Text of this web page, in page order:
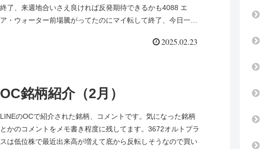
終了、来週地合いさえ良ければ反発期待できるかも4088 エ
ア・ウォーター前場騰がってたのにマイ転して終了、今日一部
2025.02.23
OC銘柄紹介（2月）
LINEのOCで紹介された銘柄、コメントです。気になった銘柄
とかのコメントをメモ書き程度に残してます。3672オルトプラ
スは低位株で最近出来高が増えて底から反転しそうなので買い